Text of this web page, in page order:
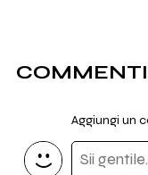
COMMENTI
Aggiungi un